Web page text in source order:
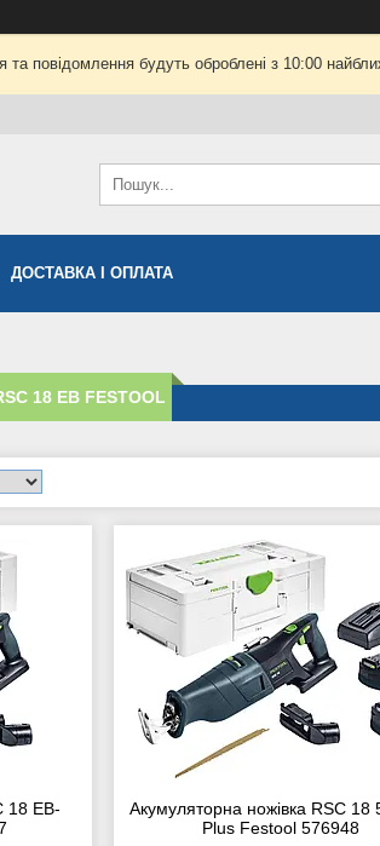
повідомлення будуть оброблені з 10:00
ДОСТАВКА І ОПЛАТА
18 EB FESTOOL
18 EB-
Акумуляторна ножівка RSC 18
Plus Festool 576948